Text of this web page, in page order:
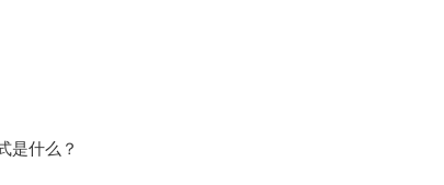
是什么？